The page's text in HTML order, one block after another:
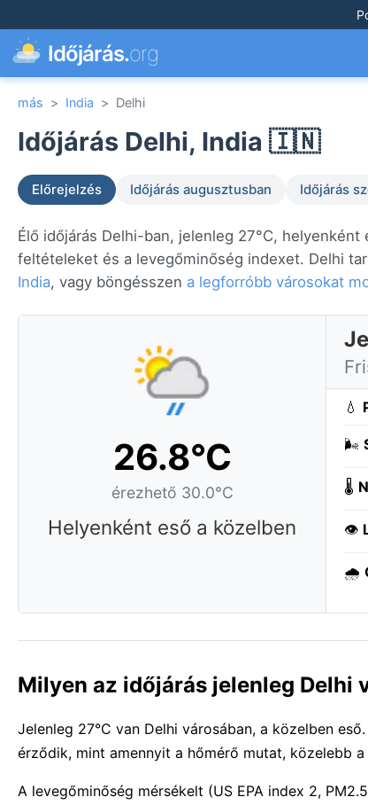
Időjárás.org
más > India > Delhi
Időjárás Delhi, India 🇮🇳
Előrejelzés Időjárás augusztusban Időjárás
Élő időjárás Delhi-ban, jelenleg 27°C,
feltételeket és a levegőminőség indexet. Delhi
India, vagy böngésszen a legforróbb városokat
26.8°C
érezhető 30.0°C
Helyenként eső a közelben
💧
🌬️
🌡️
👁️
🌧️
Milyen az időjárás jelenleg Delhi
Jelenleg 27°C van Delhi városában, a közelben
érződik, mint amennyit a hőmérő mutat, közelebb
A levegőminőség mérsékelt (US EPA index 2,